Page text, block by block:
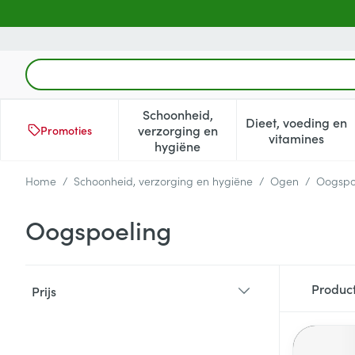
Product, merk, categorie...
Promoties
Schoonheid,
verzorging en
hygiëne
Toon submenu voor
Dieet, voeding en
vitamines
Toon
Home / Schoonheid, verzorging en hygiëne / Ogen /
Oogspoeling
Prijs